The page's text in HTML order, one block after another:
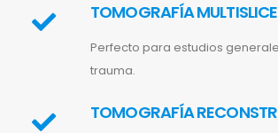
TOMOGRAFÍA
Perfecto para estudios
trauma.
TOMOGRAFÍA